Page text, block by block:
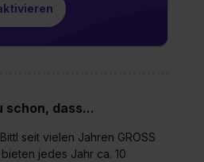
schon, dass...
seit vielen Jahren GROSS
jedes Jahr ca. 10